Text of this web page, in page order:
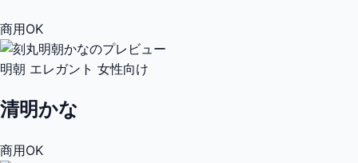
商用OK
明朝 エレガント 女性向け
清明かな
商用OK